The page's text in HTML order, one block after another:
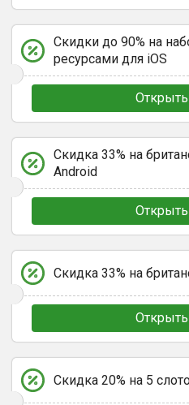
Скидки до 90% на
ресурсами для iOS
Скидка 33% на
Android
Скидка 33% на
Скидка 20% на 5